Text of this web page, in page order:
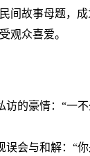
间故事母题，
观众喜爱。
的豪情：“一
会与和解：“